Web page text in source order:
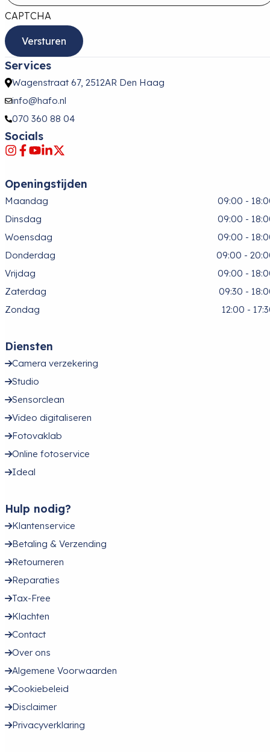
CAPTCHA
Services
Wagenstraat 67, 2512AR Den Haag
info@hafo.nl
070 360 88 04
Socials
Openingstijden
Maandag
09:00 -
Dinsdag
09:00 -
Woensdag
09:00 -
Donderdag
09:00 -
Vrijdag
09:00 -
Zaterdag
09:30 -
Zondag
12:00 -
Diensten
Camera verzekering
Studio
Sensorclean
Video digitaliseren
Fotovaklab
Online fotoservice
Ideal
Hulp nodig?
Klantenservice
Betaling & Verzending
Retourneren
Reparaties
Tax-Free
Klachten
Contact
Over ons
Algemene Voorwaarden
Cookiebeleid
Disclaimer
Privacyverklaring